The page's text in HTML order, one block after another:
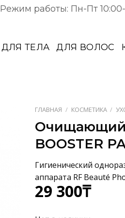
Режим работы: Пн-Пт
ДЛЯ ТЕЛА ДЛЯ ВОЛОС
ГЛАВНАЯ / КОСМЕТИКА /
Очищающий
BOOSTER
Гигиенический
аппарата RF Beauté
29 300₸